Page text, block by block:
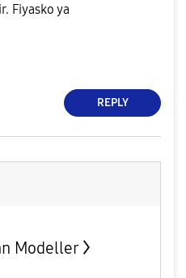
Fiyasko ya
REPLY
Modeller